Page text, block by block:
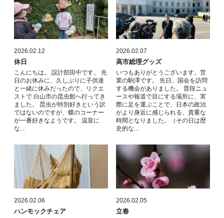
2026.02.12
休日
こんにちは。 設計部田中です。 先
日のお休みに、久しぶりに子供達
と一緒に休みだったので、リクエ
ストで 白山市の昆虫館へ行ってき
ました。 昆虫が特別好きという訳
ではないのですが、蝶のコーナー
が一番好きなようです。 温室に
な…
2026.02.07
高市総理グッズ
いつもありがとうございます。営
業の駒澤です。 先日、国会を訪問
する機会がありました。 普段ニュ
ースや報道で目にする場所に、実
際に足を運ぶことで、日本の政治
がより身近に感じられる、貴重な
時間となりました。（その日は歴
史的な…
2026.02.06
ハンモックチェア
2026.02.05
立春